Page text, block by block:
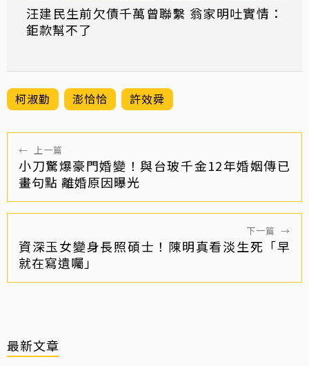
汪建民生前欠債千萬曾聯繫 翁家明吐實情：
鉅款幫不了
柯淑勤 澎恰恰 許效舜
← 上一篇
小刀驚爆豪門婚變！與台玻千金12年婚姻傳已
畫句點 離婚原因曝光
下一篇 →
資深玉女變身長照碩士！陳明真看淡生死「早
就在寫遺囑」
最新文章